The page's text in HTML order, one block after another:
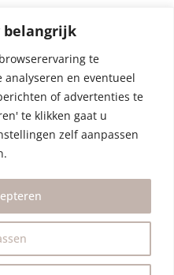
belangrijk
te
en eventueel
of advertenties te
te klikken gaat u
zelf aanpassen